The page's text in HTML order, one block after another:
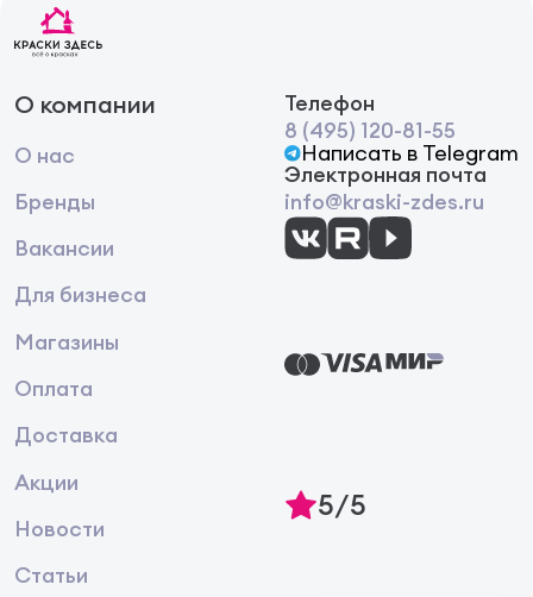
О компании
О нас
Бренды
Вакансии
Для бизнеса
Магазины
Оплата
Доставка
Акции
Новости
Статьи
Телефон
8 (495) 120-81-55
Написать в Telegram
Электронная почта
info@kraski-zdes.ru
5/5